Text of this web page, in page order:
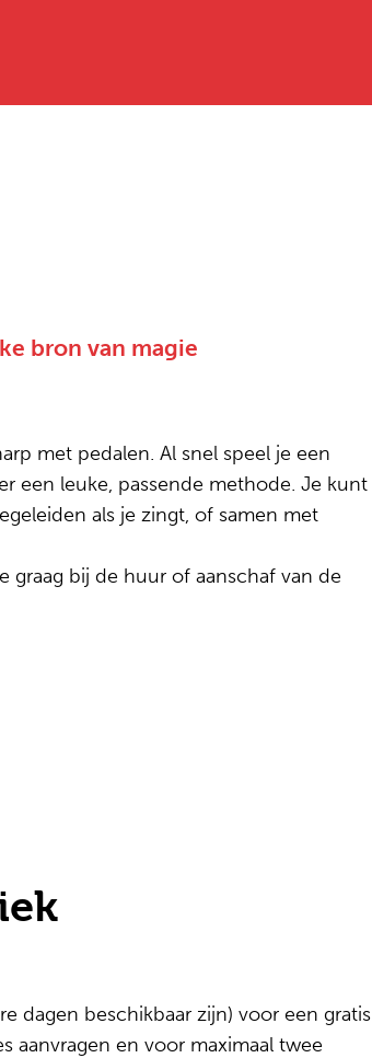
bron van magie
met pedalen. Al snel speel je een
een leuke, passende methode. Je kunt
als je zingt, of samen met
graag bij de huur of aanschaf van de
dagen beschikbaar zijn) voor een gratis
aanvragen en voor maximaal twee